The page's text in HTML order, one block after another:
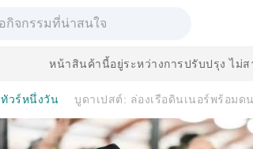
หน้าสินค้านี้อยู่ระหว่างการปรับปรุง ไม่
ทัวร์หนึ่งวัน บูดาเปสต์: ล่องเรือดินเนอร์พร้อม